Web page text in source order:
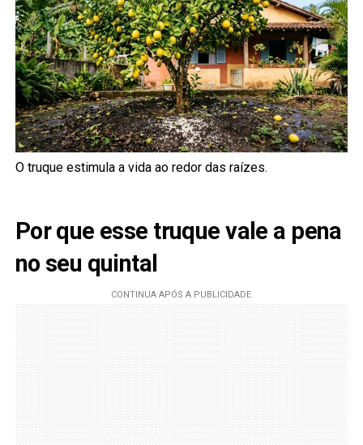
O truque estimula a vida ao redor das raízes.
Por que esse truque vale a pena
no seu quintal